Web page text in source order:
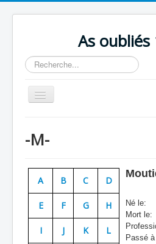
As oubliés
Rechercher
Basculer
la
Chronologie
Escadrilles
Organisation
Avions
Personnels
-M-
A B C D
E F G H
I J K L
Né le:
Mort le:
Passé